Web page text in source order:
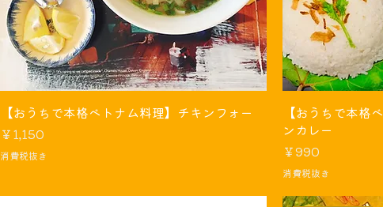
【おうちで本格ベトナム料理】チキンフォー
価格
￥1,150
消費税抜き
【おうちで本格
ンカレー
価格
￥990
消費税抜き